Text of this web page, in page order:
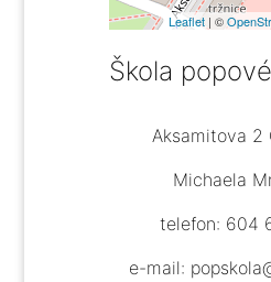
Leaflet | ©
Škola
Aksamitova 2
Michaela
telefon: 604
e-mail: